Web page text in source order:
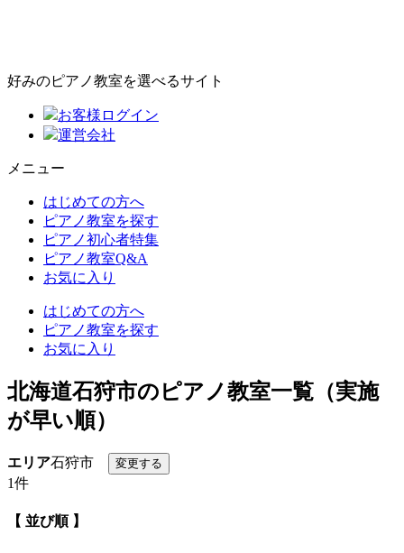
好みのピアノ教室を選べるサイト
お客様ログイン
運営会社
メニュー
はじめての方へ
ピアノ教室を探す
ピアノ初心者特集
ピアノ教室Q&A
お気に入り
はじめての方へ
ピアノ教室を探す
お気に入り
北海道石狩市のピアノ教室一覧（実施
が早い順）
エリア石狩市
1件
【 並び順 】